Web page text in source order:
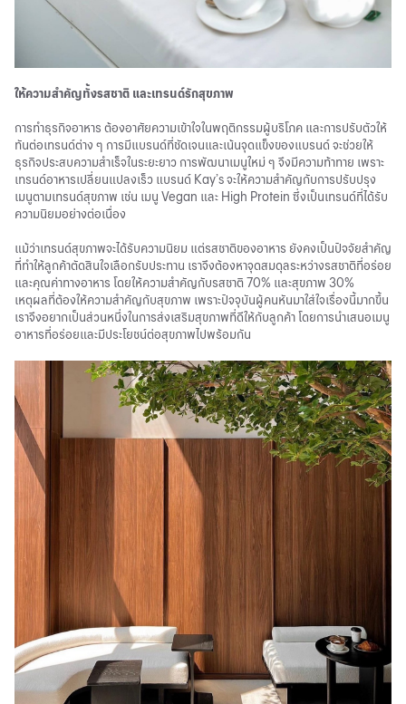
ให้ความสำคัญทั้งรสชาติ และเทรนด์รักสุขภาพ
การทำธุรกิจอาหาร ต้องอาศัยความเข้าใจในพฤติกรรมผู้บริโภค และการปรับตัวให้
ทันต่อเทรนด์ต่าง ๆ การมีแบรนด์ที่ชัดเจนและเน้นจุดแข็งของแบรนด์ จะช่วยให้
ธุรกิจประสบความสำเร็จในระยะยาว การพัฒนาเมนูใหม่ ๆ จึงมีความท้าทาย เพราะ
เทรนด์อาหารเปลี่ยนแปลงเร็ว แบรนด์ Kay’s จะให้ความสำคัญกับการปรับปรุง
เมนูตามเทรนด์สุขภาพ เช่น เมนู Vegan และ High Protein ซึ่งเป็นเทรนด์ที่ได้รับ
ความนิยมอย่างต่อเนื่อง
แม้ว่าเทรนด์สุขภาพจะได้รับความนิยม แต่รสชาติของอาหาร ยังคงเป็นปัจจัยสำคัญ
ที่ทำให้ลูกค้าตัดสินใจเลือกรับประทาน เราจึงต้องหาจุดสมดุลระหว่างรสชาติที่อร่อย
และคุณค่าทางอาหาร โดยให้ความสำคัญกับรสชาติ 70% และสุขภาพ 30%
เหตุผลที่ต้องให้ความสำคัญกับสุขภาพ เพราะปัจจุบันผู้คนหันมาใส่ใจเรื่องนี้มากขึ้น
เราจึงอยากเป็นส่วนหนึ่งในการส่งเสริมสุขภาพที่ดีให้กับลูกค้า โดยการนำเสนอเมนู
อาหารที่อร่อยและมีประโยชน์ต่อสุขภาพไปพร้อมกัน